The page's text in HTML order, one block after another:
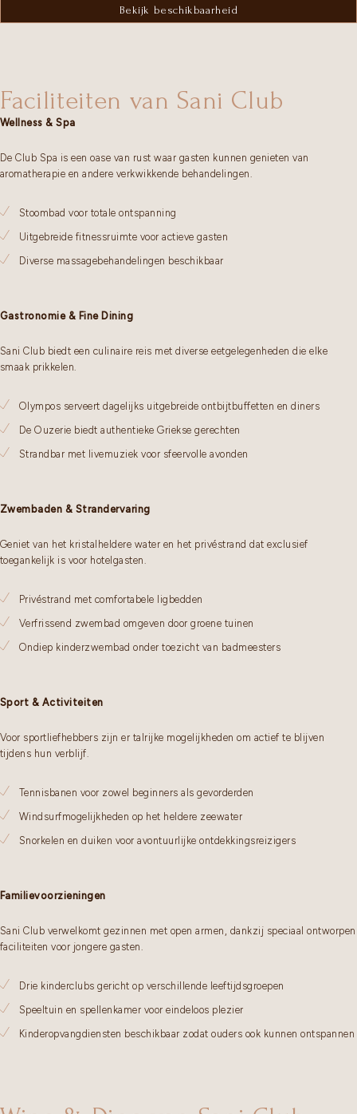
Bekijk beschikbaarheid
Faciliteiten van Sani Club
Wellness & Spa
De Club Spa is een oase van rust waar gasten kunnen genieten van
aromatherapie en andere verkwikkende behandelingen.
Stoombad voor totale ontspanning
Uitgebreide fitnessruimte voor actieve gasten
Diverse massagebehandelingen beschikbaar
Gastronomie & Fine Dining
Sani Club biedt een culinaire reis met diverse eetgelegenheden die elke
smaak prikkelen.
Olympos serveert dagelijks uitgebreide ontbijtbuffetten en diners
De Ouzerie biedt authentieke Griekse gerechten
Strandbar met livemuziek voor sfeervolle avonden
Zwembaden & Strandervaring
Geniet van het kristalheldere water en het privéstrand dat exclusief
toegankelijk is voor hotelgasten.
Privéstrand met comfortabele ligbedden
Verfrissend zwembad omgeven door groene tuinen
Ondiep kinderzwembad onder toezicht van badmeesters
Sport & Activiteiten
Voor sportliefhebbers zijn er talrijke mogelijkheden om actief te blijven
tijdens hun verblijf.
Tennisbanen voor zowel beginners als gevorderden
Windsurfmogelijkheden op het heldere zeewater
Snorkelen en duiken voor avontuurlijke ontdekkingsreizigers
Familievoorzieningen
Sani Club verwelkomt gezinnen met open armen, dankzij speciaal ontworpen
faciliteiten voor jongere gasten.
Drie kinderclubs gericht op verschillende leeftijdsgroepen
Speeltuin en spellenkamer voor eindeloos plezier
Kinderopvangdiensten beschikbaar zodat ouders ook kunnen ontspannen